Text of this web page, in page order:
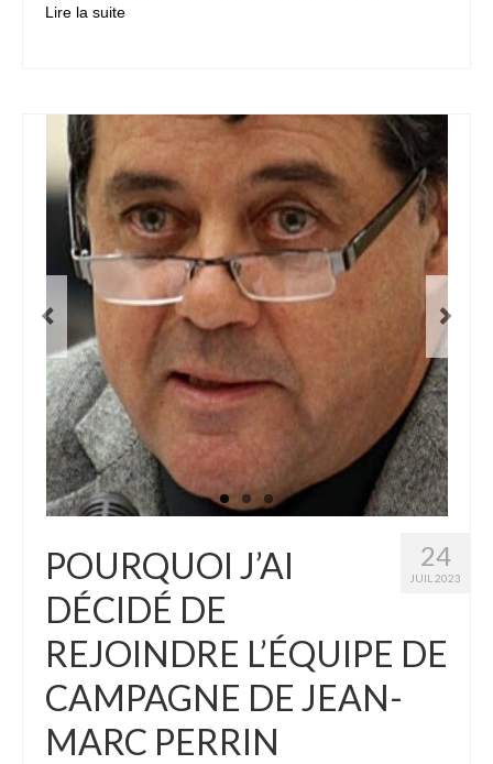
Lire la suite­­
24
JUIL 2023
POURQUOI J’AI
DÉCIDÉ DE
REJOINDRE L’ÉQUIPE DE
CAMPAGNE DE JEAN-
MARC PERRIN